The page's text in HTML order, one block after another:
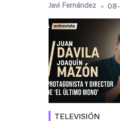
Javi Fernández
TELEVISIÓN